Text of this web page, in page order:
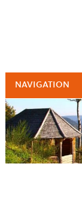
NAVIGATION